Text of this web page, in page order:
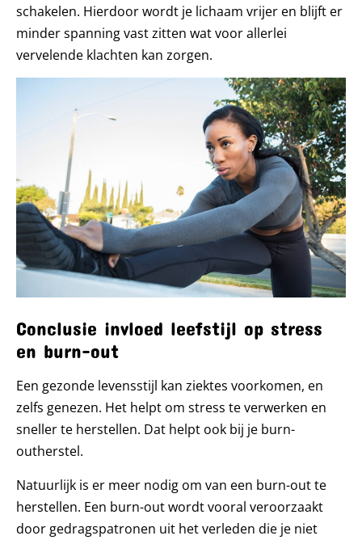
schakelen. Hierdoor wordt je lichaam vrijer en blijft er
minder spanning vast zitten wat voor allerlei
vervelende klachten kan zorgen.
Conclusie invloed leefstijl op stress
en burn-out
Een gezonde levensstijl kan ziektes voorkomen, en
zelfs genezen. Het helpt om stress te verwerken en
sneller te herstellen. Dat helpt ook bij je burn-
outherstel.
Natuurlijk is er meer nodig om van een burn-out te
herstellen. Een burn-out wordt vooral veroorzaakt
door gedragspatronen uit het verleden die je niet